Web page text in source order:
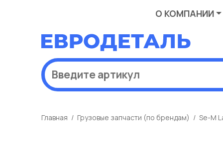
О КОМПАНИИ
Главная Грузовые запчасти (по брендам) Se-M